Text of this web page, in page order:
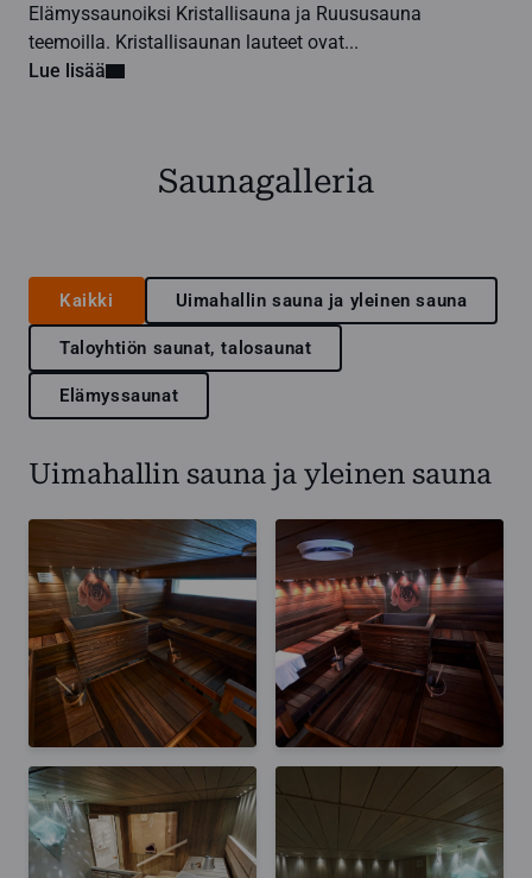
Elämyssaunoiksi Kristallisauna ja Ruususauna
teemoilla. Kristallisaunan lauteet ovat...
Lue lisää
Saunagalleria
Kaikki Uimahallin sauna ja yleinen sauna
Taloyhtiön saunat, talosaunat
Elämyssaunat
Uimahallin sauna ja yleinen sauna